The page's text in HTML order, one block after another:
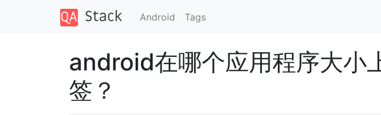
Android Tags
android在哪个应用程序大小
签？